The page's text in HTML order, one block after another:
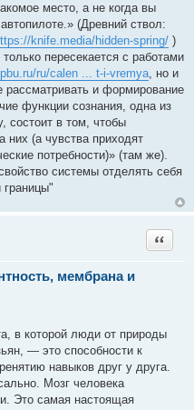
место, а не когда вы
(Древний ствол:
knife.media/hidden-spring/ )
пересекается с работами
ru/calen ... t-i-vremya, но и
рассматривать и формирование
функции сознания, одна из
состоит в том, чтобы
них (а чувства приходят
потребности)» (там же).
системы отделять себя
границы"
мембрана и
Цитата
в которой люди от природы
— это способности к
навыков друг у друга.
Мозг человека
Это самая настоящая